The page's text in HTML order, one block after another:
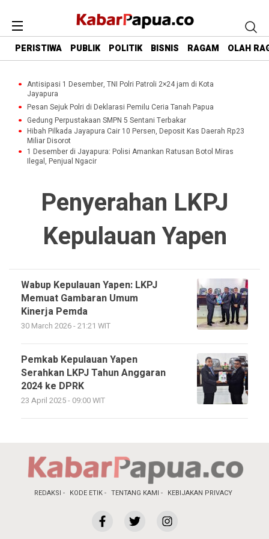
PERISTIWA PUBLIK POLITIK BISNIS RAGAM OLAH
Antisipasi 1 Desember, TNI Polri Patroli 2×24 jam di Kota
Jayapura
Pesan Sejuk Polri di Deklarasi Pemilu Ceria Tanah Papua
Gedung Perpustakaan SMPN 5 Sentani Terbakar
Hibah Pilkada Jayapura Cair 10 Persen, Deposit Kas Daerah Rp23
Miliar Disorot
1 Desember di Jayapura: Polisi Amankan Ratusan Botol Miras
Ilegal, Penjual Ngacir
Penyerahan LKPJ
Kepulauan Yapen
Wabup Kepulauan Yapen: LKPJ
Memuat Gambaran Umum
Kinerja Pemda
30 March 2026 - 21:21 WIT
Pemkab Kepulauan Yapen
Serahkan LKPJ Tahun Anggaran
2024 ke DPRK
23 April 2025 - 09:00 WIT
REDAKSI KODE ETIK TENTANG KAMI KEBIJAKAN PRIVACY